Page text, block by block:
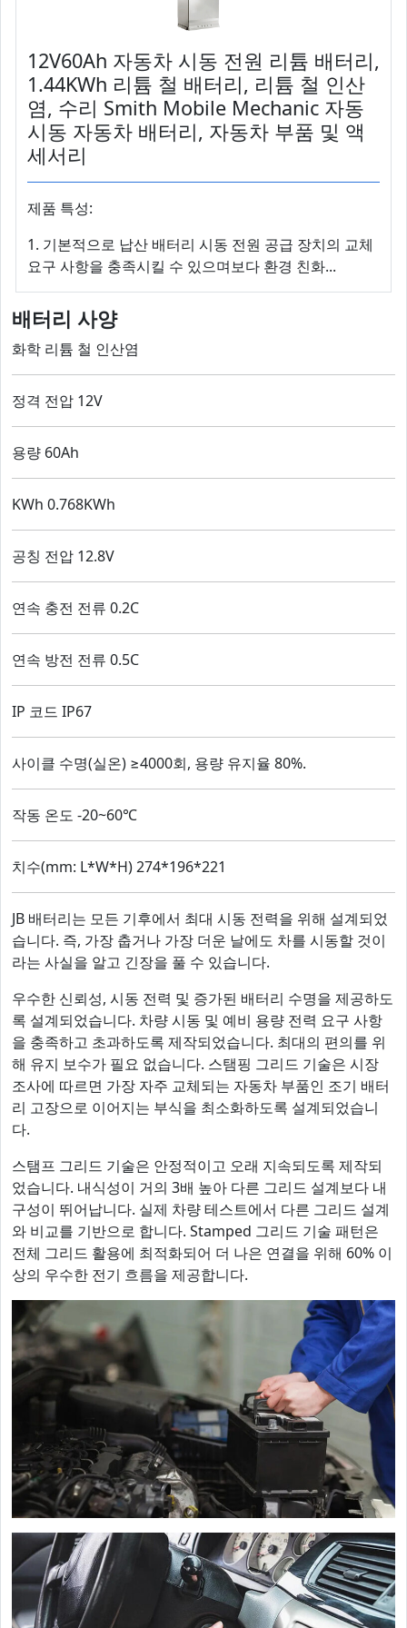
12V60Ah 자동차 시동 전원 리튬 배터리,
1.44KWh 리튬 철 배터리, 리튬 철 인산
염, 수리 Smith Mobile Mechanic 자동
시동 자동차 배터리, 자동차 부품 및 액
세서리
제품 특성:
1. 기본적으로 납산 배터리 시동 전원 공급 장치의 교체
요구 사항을 충족시킬 수 있으며보다 환경 친화...
배터리 사양
화학 리튬 철 인산염
정격 전압 12V
용량 60Ah
KWh 0.768KWh
공칭 전압 12.8V
연속 충전 전류 0.2C
연속 방전 전류 0.5C
IP 코드 IP67
사이클 수명(실온) ≥4000회, 용량 유지율 80%.
작동 온도 -20~60℃
치수(mm: L*W*H) 274*196*221
JB 배터리는 모든 기후에서 최대 시동 전력을 위해 설계되었
습니다. 즉, 가장 춥거나 가장 더운 날에도 차를 시동할 것이
라는 사실을 알고 긴장을 풀 수 있습니다.
우수한 신뢰성, 시동 전력 및 증가된 배터리 수명을 제공하도
록 설계되었습니다. 차량 시동 및 예비 용량 전력 요구 사항
을 충족하고 초과하도록 제작되었습니다. 최대의 편의를 위
해 유지 보수가 필요 없습니다. 스탬핑 그리드 기술은 시장
조사에 따르면 가장 자주 교체되는 자동차 부품인 조기 배터
리 고장으로 이어지는 부식을 최소화하도록 설계되었습니
다.
스탬프 그리드 기술은 안정적이고 오래 지속되도록 제작되
었습니다. 내식성이 거의 3배 높아 다른 그리드 설계보다 내
구성이 뛰어납니다. 실제 차량 테스트에서 다른 그리드 설계
와 비교를 기반으로 합니다. Stamped 그리드 기술 패턴은
전체 그리드 활용에 최적화되어 더 나은 연결을 위해 60% 이
상의 우수한 전기 흐름을 제공합니다.